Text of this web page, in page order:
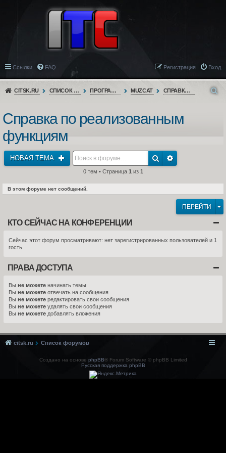
Ссылки FAQ Вход
Регистрация
CITSK.RU СПИСОК ФОРУМОВ ПРОГРАММНОЕ ОБЕСПЕЧЕНИЕ MUZCAT СПРАВКА ПО РЕАЛИЗОВАННЫМ ФУНКЦИЯМ
Справка по реализованным
функциям
НОВАЯ ТЕМА
0 тем • Страница 1 из 1
В этом форуме нет сообщений.
ПЕРЕЙТИ
КТО СЕЙЧАС НА КОНФЕРЕНЦИИ
Сейчас этот форум просматривают: нет зарегистрированных пользователей и 1
гость
ПРАВА ДОСТУПА
Вы не можете начинать темы
Вы не можете отвечать на сообщения
Вы не можете редактировать свои сообщения
Вы не можете удалять свои сообщения
Вы не можете добавлять вложения
citsk.ru Список форумов
Создано на основе phpBB® Forum Software © phpBB Limited
Русская поддержка phpBB